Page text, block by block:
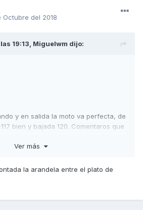
Octubre del 2018
19:13, Miguelwm dijo:
y en salida la moto va perfecta, de
bien y bajada 120. Comentaros que
correa está perfecta, no hace
sobretodo alrededor de los 50
Ver más
la arandela entre el plato de